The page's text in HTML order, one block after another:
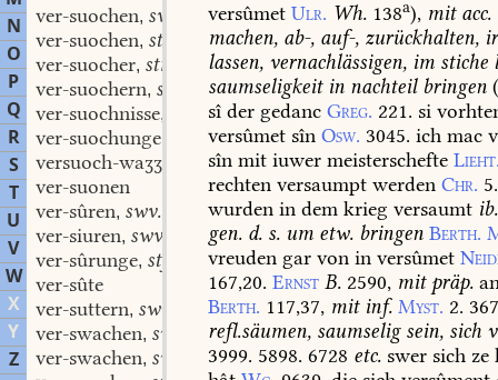
N
O
P
Q
R
S
T
U
V
W
X
Y
Z
ver-suochen, swv.
ver-suochen, stn.
ver-suocher, stm.
ver-suochern, swv.
ver-suochnisse,
ver-suochunge
versuoch-waʒʒer
stn.
ver-suonen
ver-sûren, swv.
ver-siuren, swv.
ver-sûrunge, stf.
ver-sûte
ver-suttern, swv.
ver-swachen, swv.
ver-swachen, swv.
versûmet Ulr. Wh. 138a), mitacc.
machen, ab-, auf-, zurückhalten,
lassen, vernachlässigen, im stiche
saumseligkeitin nachteilbringen
sî der gedanc Greg. 221. si
versûmet sîn Osw. 3045. ich mac
sîn mit iuwer meisterschefte
rechten versaumpt werden Chr. 5.
wurden in dem krieg versaumt ib.
gen. d. s. um etw. bringen Berth.
vreuden gar von in versûmet
167,20. Ernst B. 2590, mitpräp.
Berth. 117,37, mitinf. Myst. 2.
refl.säumen, saumseligsein, sich
3999. 5898. 6728 etc. swer sich ze